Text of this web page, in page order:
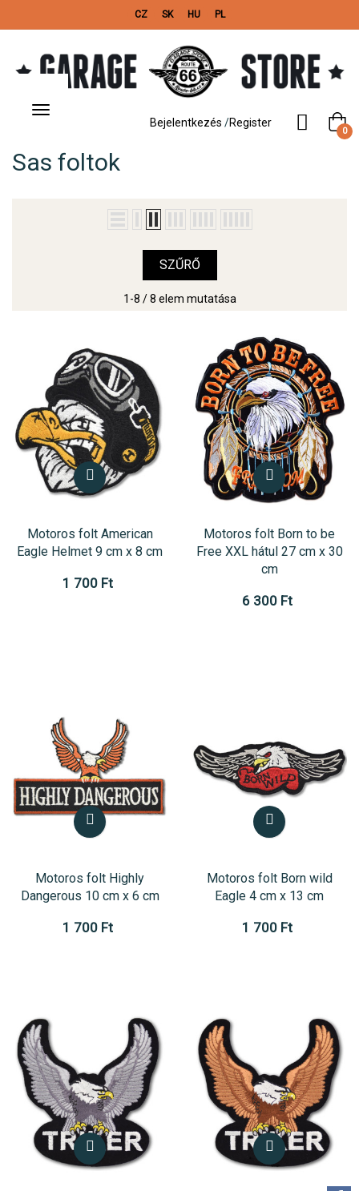
CZ SK HU PL
Bejelentkezés /Register
0
Toggle
Sas foltok
SZŰRŐ
1-8 / 8 elem mutatása
Motoros folt American
Eagle Helmet 9 cm x 8 cm
1 700 Ft
Motoros folt Born to be
Free XXL hátul 27 cm x 30
cm
6 300 Ft
Motoros folt Highly
Dangerous 10 cm x 6 cm
1 700 Ft
Motoros folt Born wild
Eagle 4 cm x 13 cm
1 700 Ft